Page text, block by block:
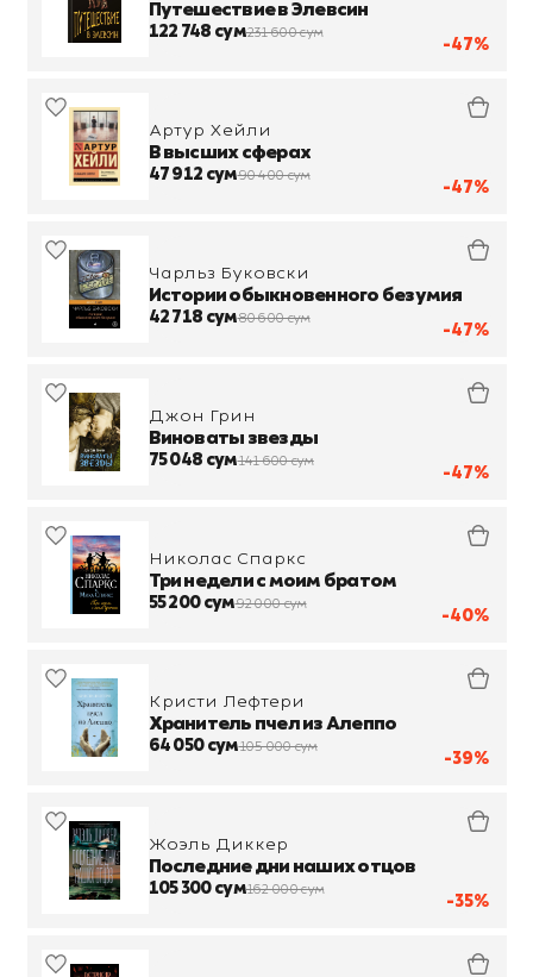
-47%
Путешествие в Элевсин
122 748 сум231 600 сум
-47%
Артур Хейли
В высших сферах
47 912 сум90 400 сум
-47%
Чарльз Буковски
Истории обыкновенного безумия
42 718 сум80 600 сум
-47%
Джон Грин
Виноваты звезды
75 048 сум141 600 сум
-40%
Николас Спаркс
Три недели с моим братом
55 200 сум92 000 сум
-39%
Кристи Лефтери
Хранитель пчел из Алеппо
64 050 сум105 000 сум
-35%
Жоэль Диккер
Последние дни наших отцов
105 300 сум162 000 сум